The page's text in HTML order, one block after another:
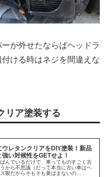
が外せたならばヘッドラ
ける時はネジを間違えな
リア塗装する
ウレタンクリアをDIY塗装！新品
い対候性をGETせよ！
んでいるだけで、車ってものすごく古
から不思議（だって本当に古い車はヘ
製だからそもそも黄ばまないの